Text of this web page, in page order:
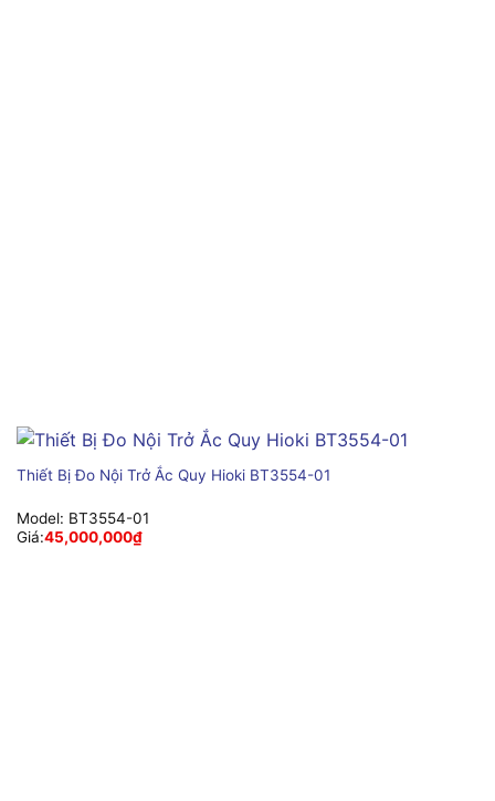
Thiết Bị Đo Nội Trở Ắc Quy Hioki BT3554-01
Model: BT3554-01
Giá:45,000,000₫